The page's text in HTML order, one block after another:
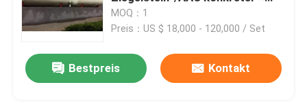
38m/Autoklav des
Druckbehälter-Autoklavs AAC
MOQ：1
Preis：US $ 18,000 - 120,000 / Set
Bestpreis Kontakt